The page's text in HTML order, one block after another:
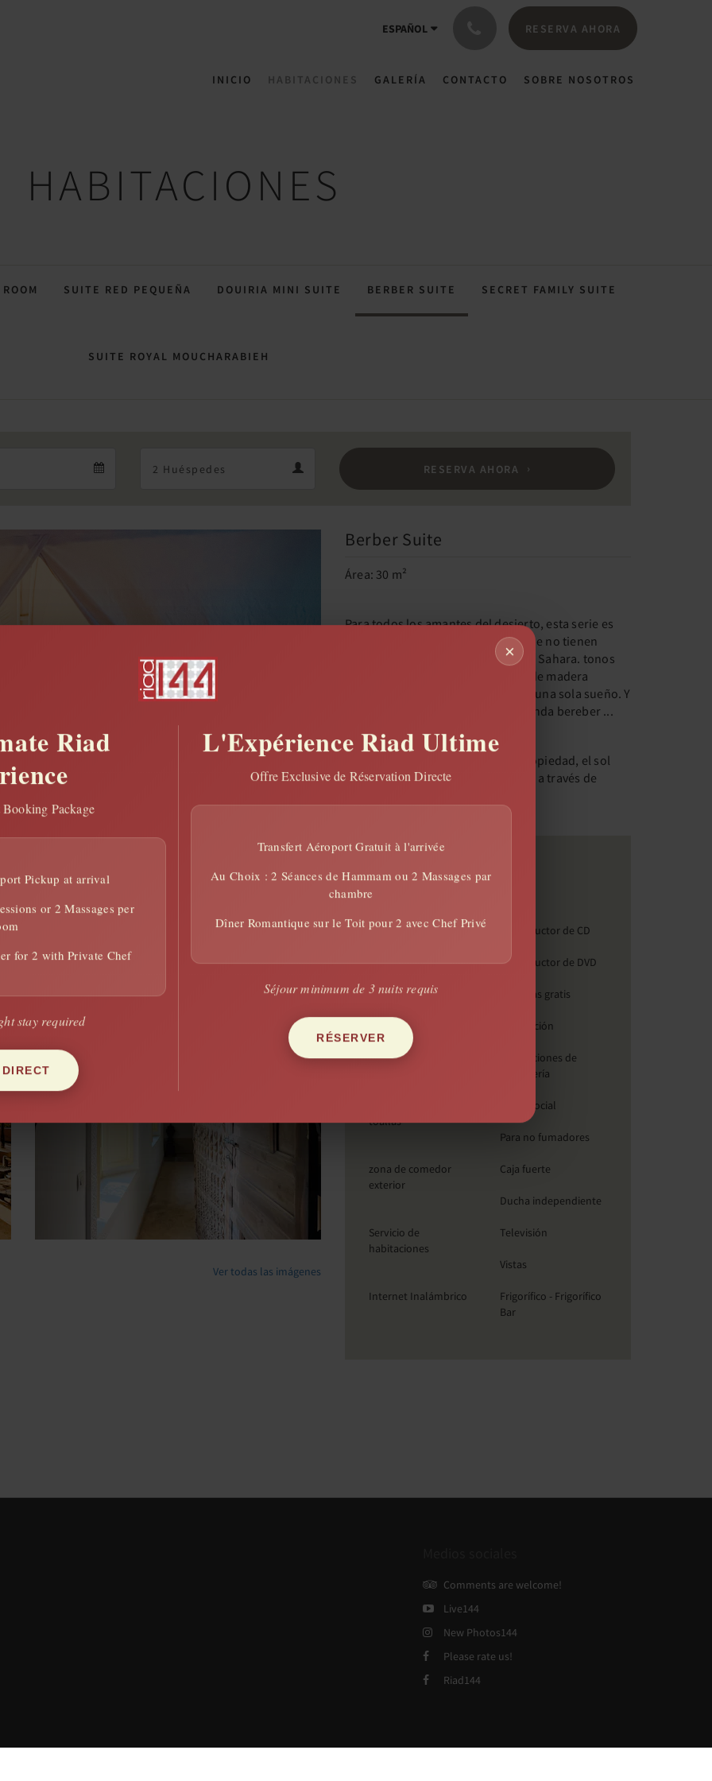
ESPAÑOL RESERVA AHORA
INICIO HABITACIONES GALERÍA CONTACTO SOBRE NOSOTROS
HABITACIONES
SUITE RED PEQUEÑA DOUIRIA MINI SUITE BERBER SUITE SECRET FAMILY SUITE
SUITE ROYAL MOUCHARABIEH
RESERVA AHORA
Ver todas las imágenes
Berber Suite
Área: 30 m²
Para todos los amantes del desierto, esta serie es
para ti! Y también para aquellos que no tienen
tiempo para viajar en las dunas del Sahara. tonos
de color arena, materias primas y de madera
natural que le permitirán llegar en una sola sueño. Y
poco a poco va a dormir en una tienda bereber ...
Suite en la primera planta de la propiedad, el sol
será su buenos días por la mañana a través de
Aire acondicionado
Satelite / TV por cable Reproductor de CD
Servicio de
Reproductor de DVD
Películas gratis
Secador de pelo Calefacción
King / 2 camas
Instalaciones de
lavandería
toallas
Salón social
Para no fumadores
zona de comedor
exterior
Caja fuerte
Ducha independiente
Servicio de
habitaciones
Televisión
Vistas
Internet Inalámbrico
Frigorífico - Frigorífico
Bar
Comments are welcome!
Live144
New Photos144
Please rate us!
Riad144
×
Riad
Package
Pickup at arrival
or 2 Massages per
for 2 with Private Chef
stay required
L'Expérience Riad Ultime
Offre Exclusive de Réservation Directe
Transfert Aéroport Gratuit à l'arrivée
Au Choix : 2 Séances de Hammam ou 2 Massages par
chambre
Dîner Romantique sur le Toit pour 2 avec Chef Privé
Séjour minimum de 3 nuits requis
RÉSERVER